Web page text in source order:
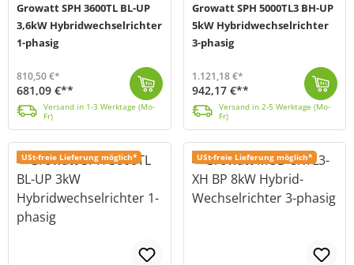
Growatt SPH 3600TL BL-UP
3,6kW Hybridwechselrichter
1-phasig
810,50 €*
681,09 €**
Versand in 1-3 Werktage (Mo-
Fr)
Growatt SPH 5000TL3 BH-UP
5kW Hybridwechselrichter
3-phasig
1.121,18 €*
942,17 €**
Versand in 2-5 Werktage (Mo-
Fr)
USt-freie Lieferung möglich* USt-freie Lieferung möglich*